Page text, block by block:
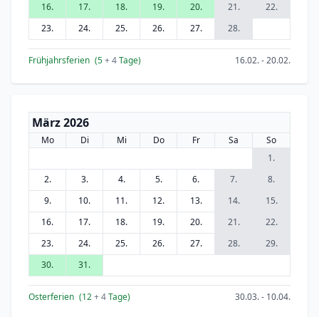
16.
17. 18. 19. 20. 21.
22.
23.
24. 25. 26. 27. 28.
Frühjahrsferien (5+ 4Tage) 16.02. - 20.02.
März 2026
Mo Di Mi Do Fr Sa
So
1.
2.
3. 4. 5. 6. 7.
8.
9.
10. 11. 12. 13. 14.
15.
16.
17. 18. 19. 20. 21.
22.
23.
24. 25. 26. 27. 28.
29.
30.
31.
Osterferien (12+ 4Tage) 30.03. - 10.04.